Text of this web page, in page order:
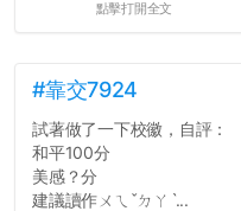
點擊打開全文
#靠交7924
試著做了一下校徽，自評：
和平100分
美感？分
建議讀作ㄨㄟˇㄉㄚˋ...